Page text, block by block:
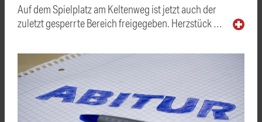
Auf dem Spielplatz am Keltenweg ist jetzt auch der
zuletzt gesperrte Bereich freigegeben. Herzstück …